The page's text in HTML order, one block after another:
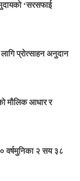
‘सरसफाई
प्रोत्साहन अनुदान
मौलिक आधार र
वर्षमुनिका २ सय ३८